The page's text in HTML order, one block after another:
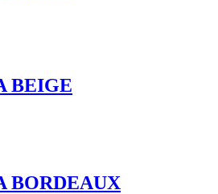
BEIGE
BORDEAUX